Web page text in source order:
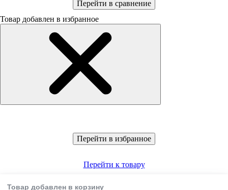
Перейти в сравнение
Товар добавлен в избранное